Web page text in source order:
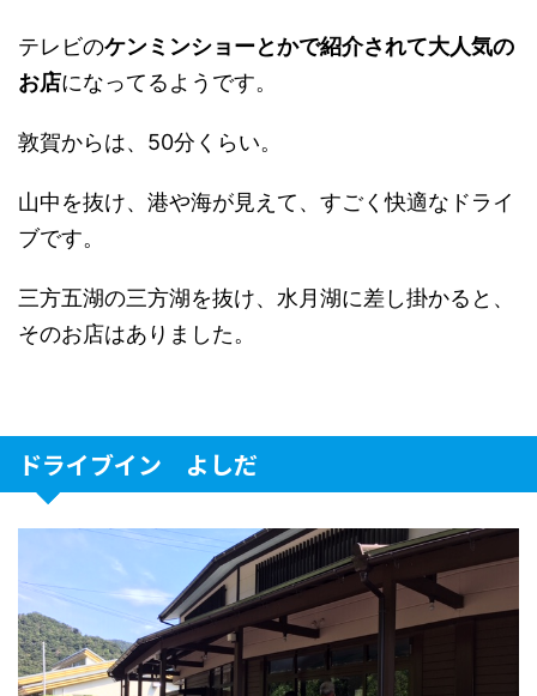
テレビのケンミンショーとかで紹介されて大人気の
お店になってるようです。
敦賀からは、50分くらい。
山中を抜け、港や海が見えて、すごく快適なドライ
ブです。
三方五湖の三方湖を抜け、水月湖に差し掛かると、
そのお店はありました。
ドライブイン よしだ